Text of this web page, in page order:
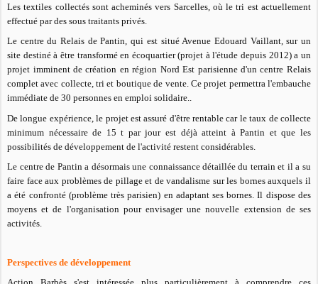
Les textiles collectés sont acheminés vers Sarcelles, où le tri est actuellement
effectué par des sous traitants privés.
Le centre du Relais de Pantin, qui est situé Avenue Edouard Vaillant, sur un
site destiné à être transformé en écoquartier (projet à l'étude depuis 2012) a un
projet imminent de création en région Nord Est parisienne d'un centre Relais
complet avec collecte, tri et boutique de vente. Ce projet permettra l'embauche
immédiate de 30 personnes en emploi solidaire..
De longue expérience, le projet est assuré d'être rentable car le taux de collecte
minimum nécessaire de 15 t par jour est déjà atteint à Pantin et que les
possibilités de développement de l'activité restent considérables.
Le centre de Pantin a désormais une connaissance détaillée du terrain et il a su
faire face aux problèmes de pillage et de vandalisme sur les bornes auxquels il
a été confronté (problème très parisien) en adaptant ses bornes. Il dispose des
moyens et de l'organisation pour envisager une nouvelle extension de ses
activités.
Perspectives de développement